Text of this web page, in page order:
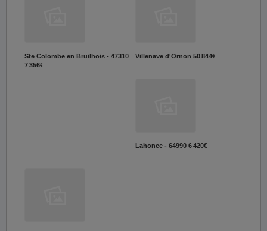
Ste Colombe en Bruilhois - 47310
7 356€
Villenave d'Ornon 50 844€
Lahonce - 64990 6 420€